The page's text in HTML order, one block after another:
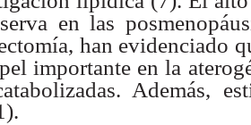
en las
han evidenciado
importante en la
Además,